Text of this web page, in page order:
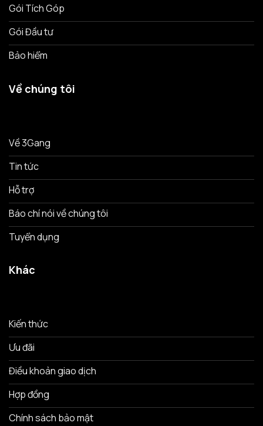
Gói Tích Góp
Gói Đầu tư
Bảo hiểm
Về chúng tôi
Về 3Gang
Tin tức
Hỗ trợ
Báo chí nói về chúng tôi
Tuyển dụng
Khác
Kiến thức
Ưu đãi
Điều khoản giao dịch
Hợp đồng
Chính sách bảo mật